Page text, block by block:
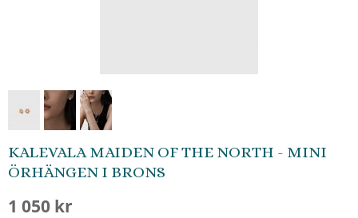
KALEVALA MAIDEN OF THE NORTH - MINI
ÖRHÄNGEN I BRONS
1 050 kr